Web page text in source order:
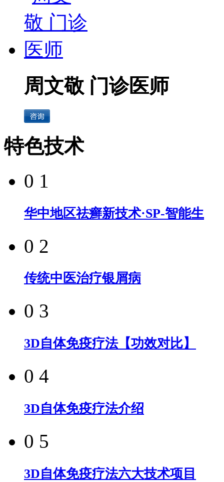
周文敬 门诊医师
特色技术
0 1
华中地区祛癣新技术·SP-智能生
0 2
传统中医治疗银屑病
0 3
3D自体免疫疗法【功效对比】
0 4
3D自体免疫疗法介绍
0 5
3D自体免疫疗法六大技术项目